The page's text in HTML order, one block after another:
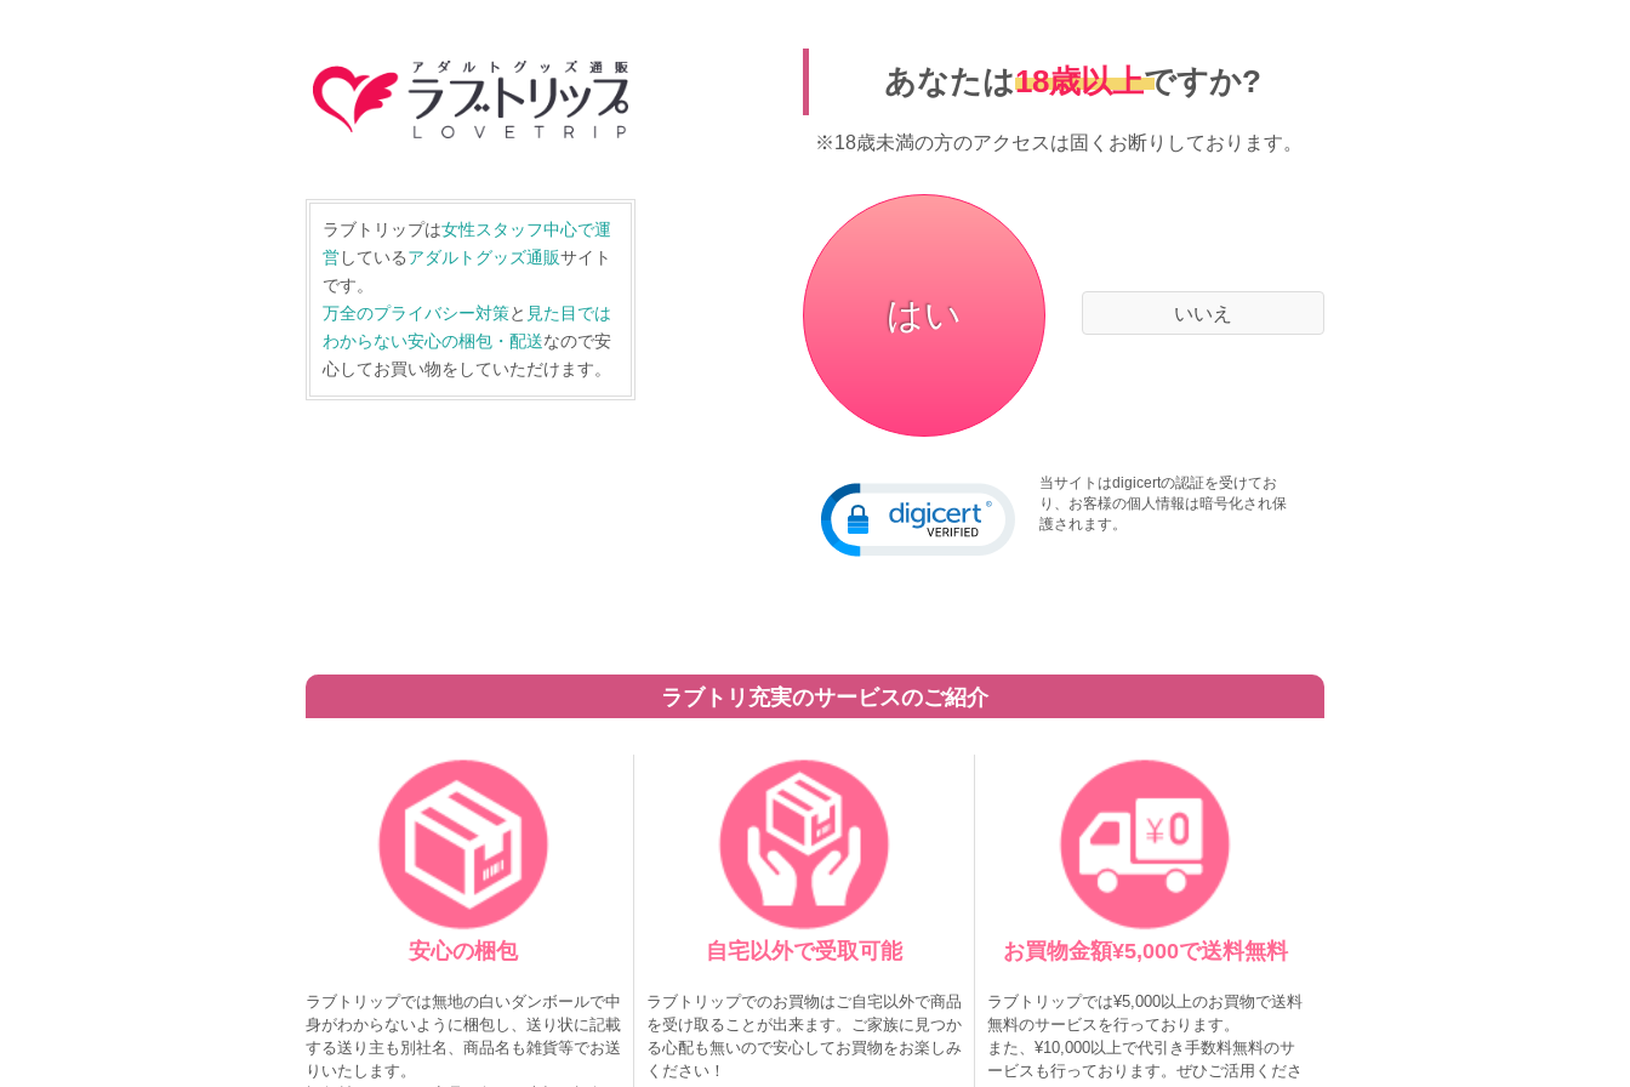
ラブトリップは女性スタッフ中心で運
営しているアダルトグッズ通販サイト
です。
万全のプライバシー対策と 見た目では
わからない安心の梱包・配送なので安
心してお買い物をしていただけます。
あなたは18歳以上ですか?
※18歳未満の方のアクセスは固くお断りしております。
はい いいえ
当サイトはdigicertの認証を受けてお
り、お客様の個人情報は暗号化され保
護されます。
ラブトリ充実のサービスのご紹介
安心の梱包
ラブトリップでは無地の白いダンボールで中
身がわからないように梱包し、送り状に記載
する送り主も別社名、商品名も雑貨等でお送
りいたします。
自宅以外で受取可能
ラブトリップでのお買物はご自宅以外で商品
を受け取ることが出来ます。ご家族に見つか
る心配も無いので安心してお買物をお楽しみ
ください！
お買物金額¥5,000で送料無料
ラブトリップでは¥5,000以上のお買物で送料
無料のサービスを行っております。
また、¥10,000以上で代引き手数料無料のサ
ービスも行っております。ぜひご活用くださ